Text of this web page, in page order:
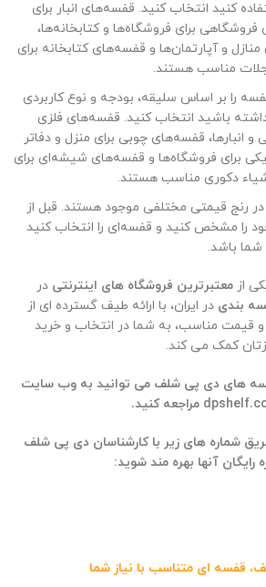
کنید انتخاب کنید. قفسه‌های انبار برای
برای فروشگاه‌ها و کتابخانه‌ها،
و آپارتمان‌ها و قفسه‌های کتابخانه برای
مناسب هستند.
را بر اساس سلیقه، بودجه و نوع کاربردی
باشید انتخاب کنید. قفسه‌های فلزی
انبارها، قفسه‌های چوبی برای منزل و دفاتر
برای فروشگاه‌ها و قفسه‌های شیشه‌ای برای
دکوری مناسب هستند.
رنج قیمتی مختلفی موجود هستند. قبل از
را مشخص کنید و قفسه‌ای را انتخاب کنید
باشد.
از معتبرترین فروشگاه های اینترنتی در
بندی در ایران، با ارائه طیف گسترده ای از
و قیمت مناسب، به شما در انتخاب و خرید
کمک می کند.
های دی پی شلف می توانید به وب سایت
شماره های زیر با کارشناسان دی پی شلف
آنها بهره مند شوید:
قفسه ای متناسب با نیاز شما